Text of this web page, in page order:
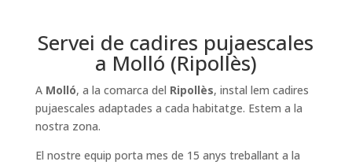
Servei de cadires pujaescales
a Molló (Ripollès)
A Molló, a la comarca del Ripollès, instal lem cadires
pujaescales adaptades a cada habitatge. Estem a la
nostra zona.
El nostre equip porta mes de 15 anys treballant a la